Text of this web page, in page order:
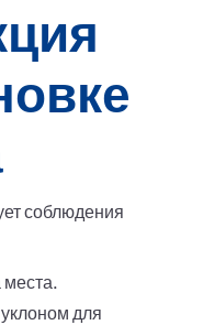
соблюдения
места.
для